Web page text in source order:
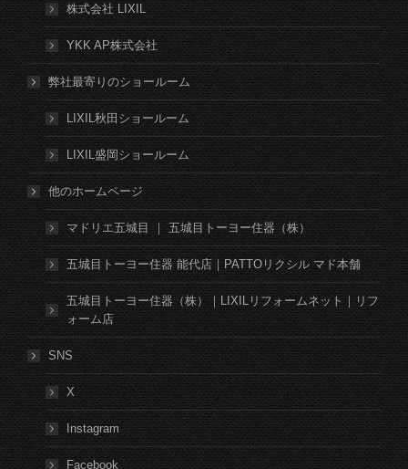
株式会社 LIXIL
YKK AP株式会社
弊社最寄りのショールーム
LIXIL秋田ショールーム
LIXIL盛岡ショールーム
他のホームページ
マドリエ五城目 ｜ 五城目トーヨー住器（株）
五城目トーヨー住器 能代店｜PATTOリクシル マド本舗
五城目トーヨー住器（株）｜LIXILリフォームネット｜リフ
ォーム店
SNS
X
Instagram
Facebook